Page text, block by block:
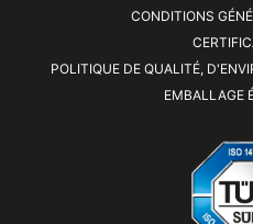
CONDITIONS
POLITIQUE DE QUALITÉ,
EMBALLAGE